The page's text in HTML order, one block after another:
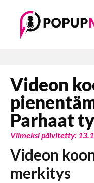
Videon
Parhaat
Viimeksi päivitetty:
Videon
merkitys